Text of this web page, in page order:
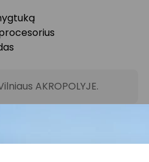
AKROPOLYJE.